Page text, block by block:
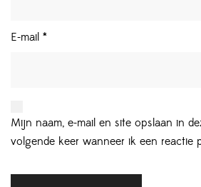
E-mail *
Mijn naam, e-mail en site opslaan in
volgende keer wanneer ik een reactie